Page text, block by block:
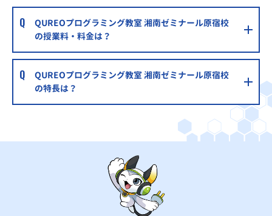
QUREOプログラミング教室 湘南ゼミナール原宿校
の授業料・料金は？
QUREOプログラミング教室 湘南ゼミナール原宿校
の特長は？